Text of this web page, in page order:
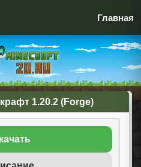
Главная
1.20.2 (Forge)